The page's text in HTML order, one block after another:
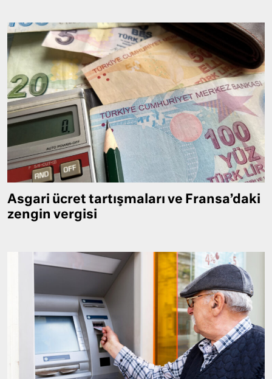
Asgari ücret tartışmaları ve Fransa’daki
zengin vergisi